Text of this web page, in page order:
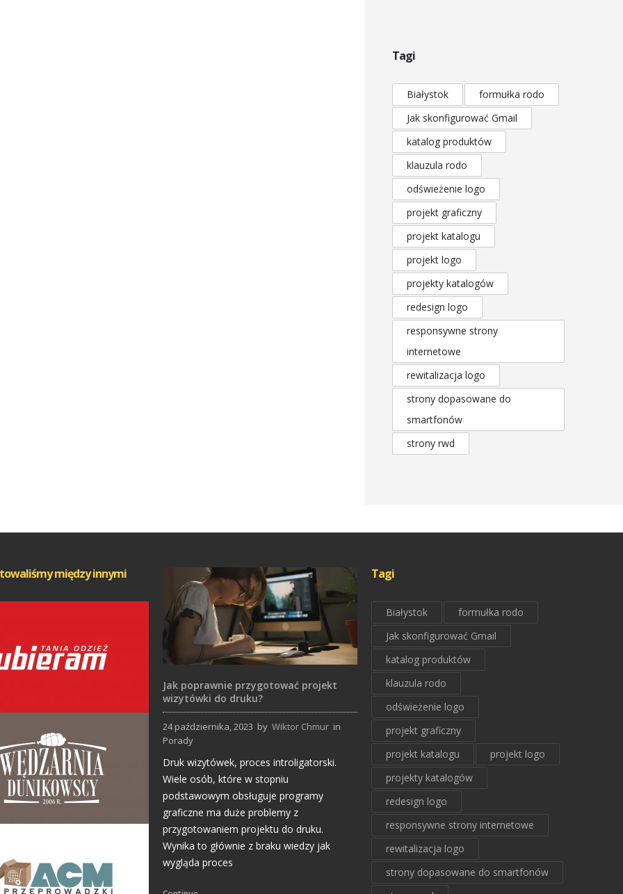
Tagi
Białystok
formułka rodo
Jak skonfigurować Gmail
katalog produktów
klauzula rodo
odświeżenie logo
projekt graficzny
projekt katalogu
projekt logo
projekty katalogów
redesign logo
responsywne strony
internetowe
rewitalizacja logo
strony dopasowane do
smartfonów
strony rwd
między innymi
Projekty logo
Jak poprawnie przygotować projekt
wizytówki do druku?
24 października, 2023 by Wiktor Chmur in
Porady
Druk wizytówek, proces introligatorski.
Wiele osób, które w stopniu
podstawowym obsługuje programy
graficzne ma duże problemy z
przygotowaniem projektu do druku.
Wynika to głównie z braku wiedzy jak
wygląda proces
Tagi
Białystok
formułka rodo
Jak skonfigurować Gmail
katalog produktów
klauzula rodo
odświeżenie logo
projekt graficzny
projekt katalogu
projekt logo
projekty katalogów
redesign logo
responsywne strony internetowe
rewitalizacja logo
strony dopasowane do smartfonów